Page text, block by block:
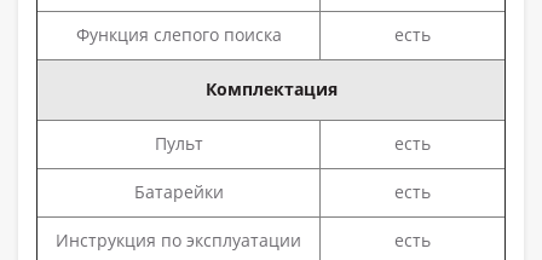
Функция слепого поиска есть
Комплектация
Пульт есть
Батарейки есть
Инструкция по эксплуатации есть